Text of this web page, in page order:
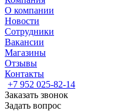
О компании
Новости
Сотрудники
Вакансии
Магазины
Отзывы
Контакты
+7 952 025-82-14
Заказать звонок
Задать вопрос